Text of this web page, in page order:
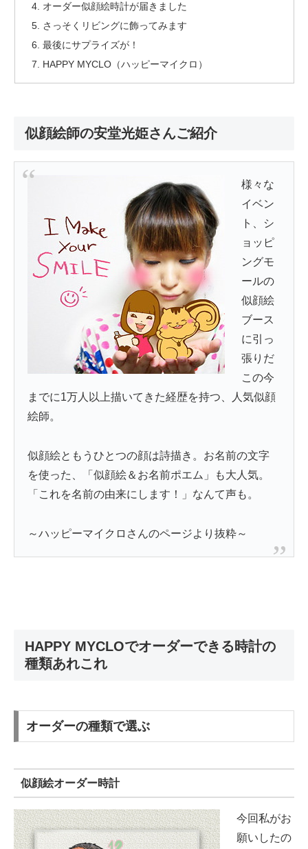
オーダー似顔絵時計が届きました
さっそくリビングに飾ってみます
最後にサプライズが！
HAPPY MYCLO（ハッピーマイクロ）
似顔絵師の安堂光姫さんご紹介
様々な
イベン
ト、シ
ョッピ
ングモ
ールの
似顔絵
ブース
に引っ
張りだ
この今
までに1万人以上描いてきた経歴を持つ、人気似顔
絵師。
似顔絵ともうひとつの顔は詩描き。お名前の文字
を使った、「似顔絵＆お名前ポエム」も大人気。
「これを名前の由来にします！」なんて声も。
～ハッピーマイクロさんのページより抜粋～
HAPPY MYCLOでオーダーできる時計の
種類あれこれ
オーダーの種類で選ぶ
似顔絵オーダー時計
今回私がお
願いしたの